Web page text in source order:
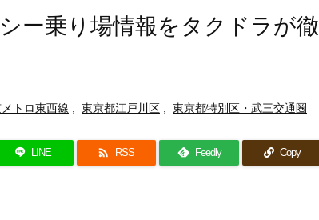
ー乗り場情報をタクドラが徹
トロ東西線 東京都江戸川区 東京都特別区・武三交通圏
LINE  RSS Feedly Copy